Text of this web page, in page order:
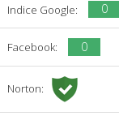
Indice Google: 0
Facebook: 0
Norton: